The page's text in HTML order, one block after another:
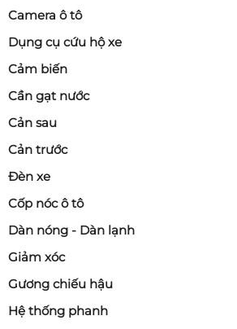
Camera ô tô
Dụng cụ cứu hộ xe
Cảm biến
Cần gạt nước
Cản sau
Cản trước
Đèn xe
Cốp nóc ô tô
Dàn nóng - Dàn lạnh
Giảm xóc
Gương chiếu hậu
Hệ thống phanh